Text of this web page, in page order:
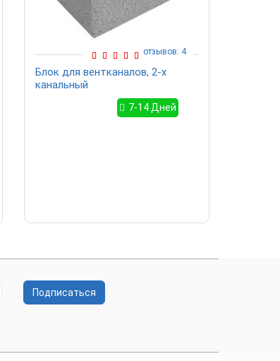
Блок для вентканалов, 2-х
канальный
отзывов: 4
7-14 Дней
Подписаться